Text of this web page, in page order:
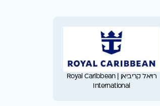
רויאל קריביאן | Royal Caribbean
International